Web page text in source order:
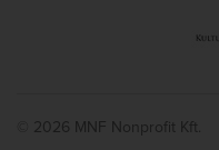
© 2026 MNF Nonprofit Kft.